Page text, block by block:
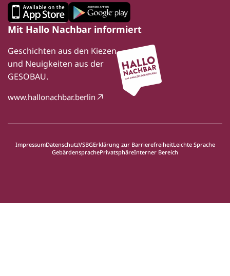
Mit Hallo Nachbar informiert
Geschichten aus den Kiezen
und Neuigkeiten aus der
GESOBAU.
www.hallonachbar.berlin
ImpressumDatenschutzVSBGErklärung zur BarrierefreiheitLeichte Sprache
GebärdensprachePrivatsphäreInterner Bereich